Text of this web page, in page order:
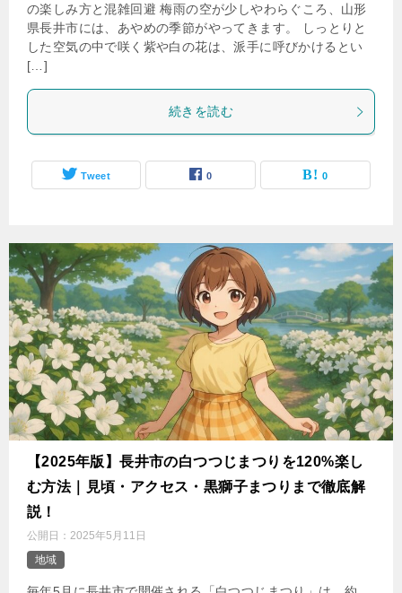
の楽しみ方と混雑回避 梅雨の空が少しやわらぐころ、山形
県長井市には、あやめの季節がやってきます。 しっとりと
した空気の中で咲く紫や白の花は、派手に呼びかけるとい
[…]
続きを読む
Tweet 0 0
【2025年版】長井市の白つつじまつりを120%楽し
む方法｜見頃・アクセス・黒獅子まつりまで徹底解
説！
公開日： 2025年5月11日
地域